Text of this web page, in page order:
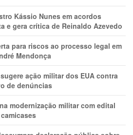
Kássio Nunes em acordos
e gera crítica de Reinaldo Azevedo
para riscos ao processo legal em
Mendonça
ação militar dos EUA contra
de denúncias
modernização militar com edital